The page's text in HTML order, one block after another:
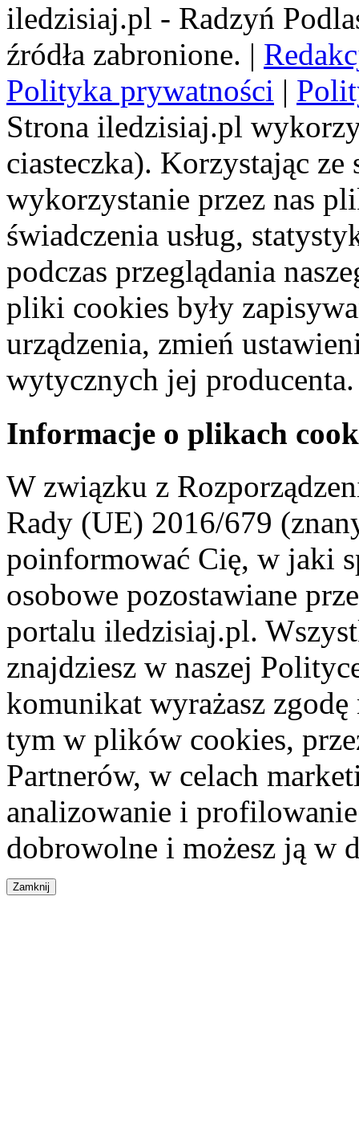
iledzisiaj.pl - Radzyń
źródła zabronione. |
Polityka prywatności |
Strona iledzisiaj.pl
ciasteczka). Korzystając
wykorzystanie przez nas
świadczenia usług,
podczas przeglądania
pliki cookies były
urządzenia, zmień
wytycznych jej producenta.
Informacje o plikach
W związku z
Rady (UE) 2016/679
poinformować Cię, w jaki
osobowe pozostawiane
portalu iledzisiaj.pl.
znajdziesz w naszej
komunikat wyrażasz
tym w plików cookies,
Partnerów, w celach
analizowanie i
dobrowolne i możesz ją w